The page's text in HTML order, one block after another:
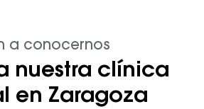
a conocernos
nuestra clínica
en Zaragoza